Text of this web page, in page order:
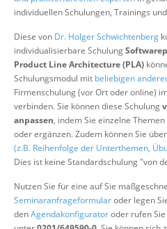
Über uns
Suche
individuellen Schulungen, Trainings
Diese von Dr. Holger Schwichtenberg
individualisierbare Schulung
Product Line Architecture (PLA)
Schulungsmodul mit beliebigen
Firmenschulung (vor Ort oder online)
verbinden. Sie können diese Schulung
anpassen, indem Sie einzelne
oder ergänzen. Zudem können Sie
(z.B. Reihenfolge der Unterthemen,
Dies ist keine Standardschulung "von
Nutzen Sie für eine auf Sie
Seminaranfrageformularoder legen
denAgendakonfiguratoroder rufen